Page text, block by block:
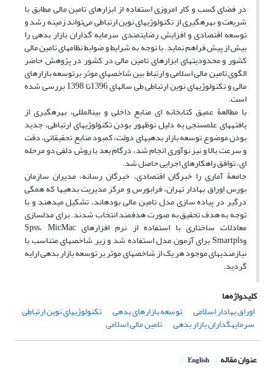
در فضای کسب و کار امروزی استفاده از ابزارهای تامین مالی مطابق با
شریعت و بهره‏گیری از تکنولوژی‏های نوین ارتباطی می‌تواند زمینه رشد و
توسعه اقتصادی و افزایش رضایتمندی سرمایه گذاران بازار بدهی را
بیش از پیش فراهم نماید. با توجه به شرایط و ضوابط نظامهای تامین مالی
کشور و محدودیتهای ابزارهای تامین مالی در کشور در پژوهش حاضر
الگوی تامین مالی اسلامی و ارتباط بین شاخصهای موثر برتوسعه بازارهای
مالی و تکنولوژیهای نوین ارتباطی طی سالهای 1396تا 1398 بررسی شده
است.
با مطالعۀ عمیق کتابخانه ای منابع داخلی و بین‏المللی، بهره‏گیری از
یافته‏های علم‏سنجی به دلیل نوظهور بودن تکنولوژیهای ارتباطی، جدید
بودن موضوع توسعه بازار بدهی‏های دولت، کمبود منابع تحقیقاتی، دقت
و سرعت بالا و نیز نوآوری انجام شد، درگام بعد با روش دلفی دو مرحله
ای، توافق راهکارهای اجرایی حاصل شد.
جامعۀ آماری را خبرگان اقتصادی، خبرگان رسانه، مدیران سازمان
بورس اوراق بهادار تهران، فرابورس و مرکز مدیریت بدهی‏ها که همگی
درگیر در پیاده سازی مدل تامین مالی بوده‏اند، تشکیل می‏دهند و با
توجه به هدف تحقیق به صورت هدفمند انتخاب شدند. برای مدل‏سازی
معادلات ساختاری با استفاده از نرم افزارهای Spss، MicMac
وSmartpls برای آزمون مدل استفاده شد و زیر شاخص‏های متناسب با
نیازمندی‏های موجود هر یک از شاخص‏های‏ موثر بر توسعه بازار بدهی ارایه
گردید.
کلیدواژه‌ها
اوراق بهادار اسلامی
توسعه بازارهای بدهی تکنولوژیهای نوین ارتباطی
سرمایه‏گذاران بازار بدهی تامین مالی اسلامی
عنوان مقاله English